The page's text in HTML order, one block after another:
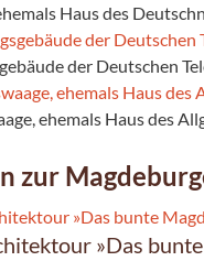
Haus des
der Deutschen
ehemals Haus des
zur
»Das